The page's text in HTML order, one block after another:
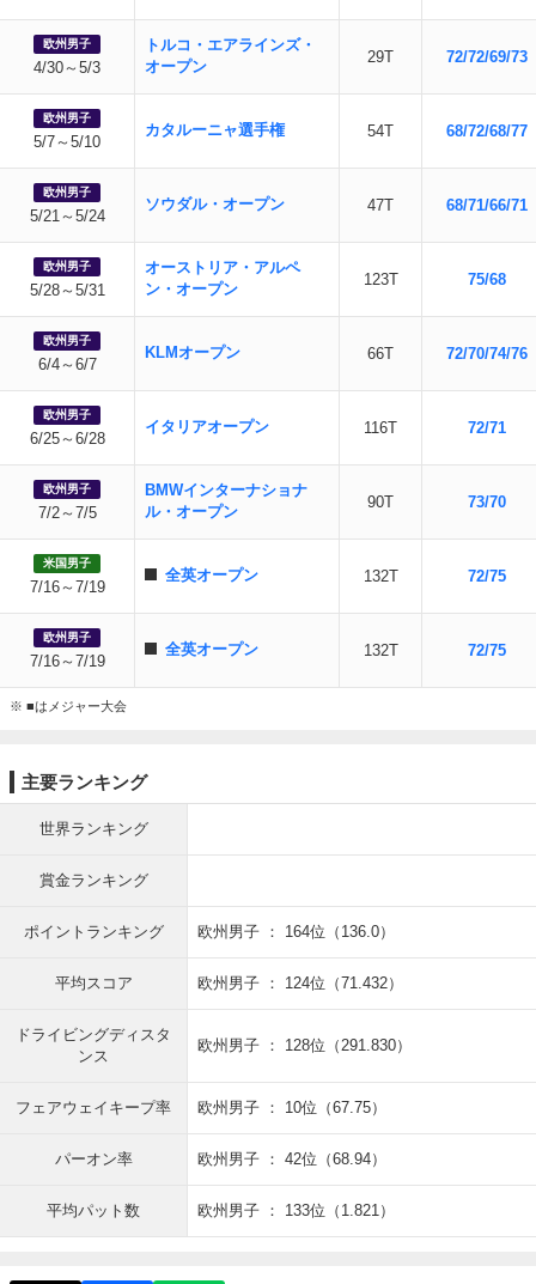
欧州男子
4/30～5/3
トルコ・エアラインズ・
オープン
29T 72/72/69/73
欧州男子
5/7～5/10
カタルーニャ選手権 54T 68/72/68/77
欧州男子
5/21～5/24
ソウダル・オープン 47T 68/71/66/71
欧州男子
5/28～5/31
オーストリア・アルペ
ン・オープン
123T 75/68
欧州男子
6/4～6/7
KLMオープン 66T 72/70/74/76
欧州男子
6/25～6/28
イタリアオープン 116T 72/71
欧州男子
7/2～7/5
BMWインターナショナ
ル・オープン
90T 73/70
米国男子
7/16～7/19
全英オープン 132T 72/75
欧州男子
7/16～7/19
全英オープン 132T 72/75
※ ■はメジャー大会
主要ランキング
世界ランキング
賞金ランキング
ポイントランキング 欧州男子 ： 164位（136.0）
平均スコア 欧州男子 ： 124位（71.432）
ドライビングディスタ
ンス
欧州男子 ： 128位（291.830）
フェアウェイキープ率 欧州男子 ： 10位（67.75）
パーオン率 欧州男子 ： 42位（68.94）
平均パット数 欧州男子 ： 133位（1.821）